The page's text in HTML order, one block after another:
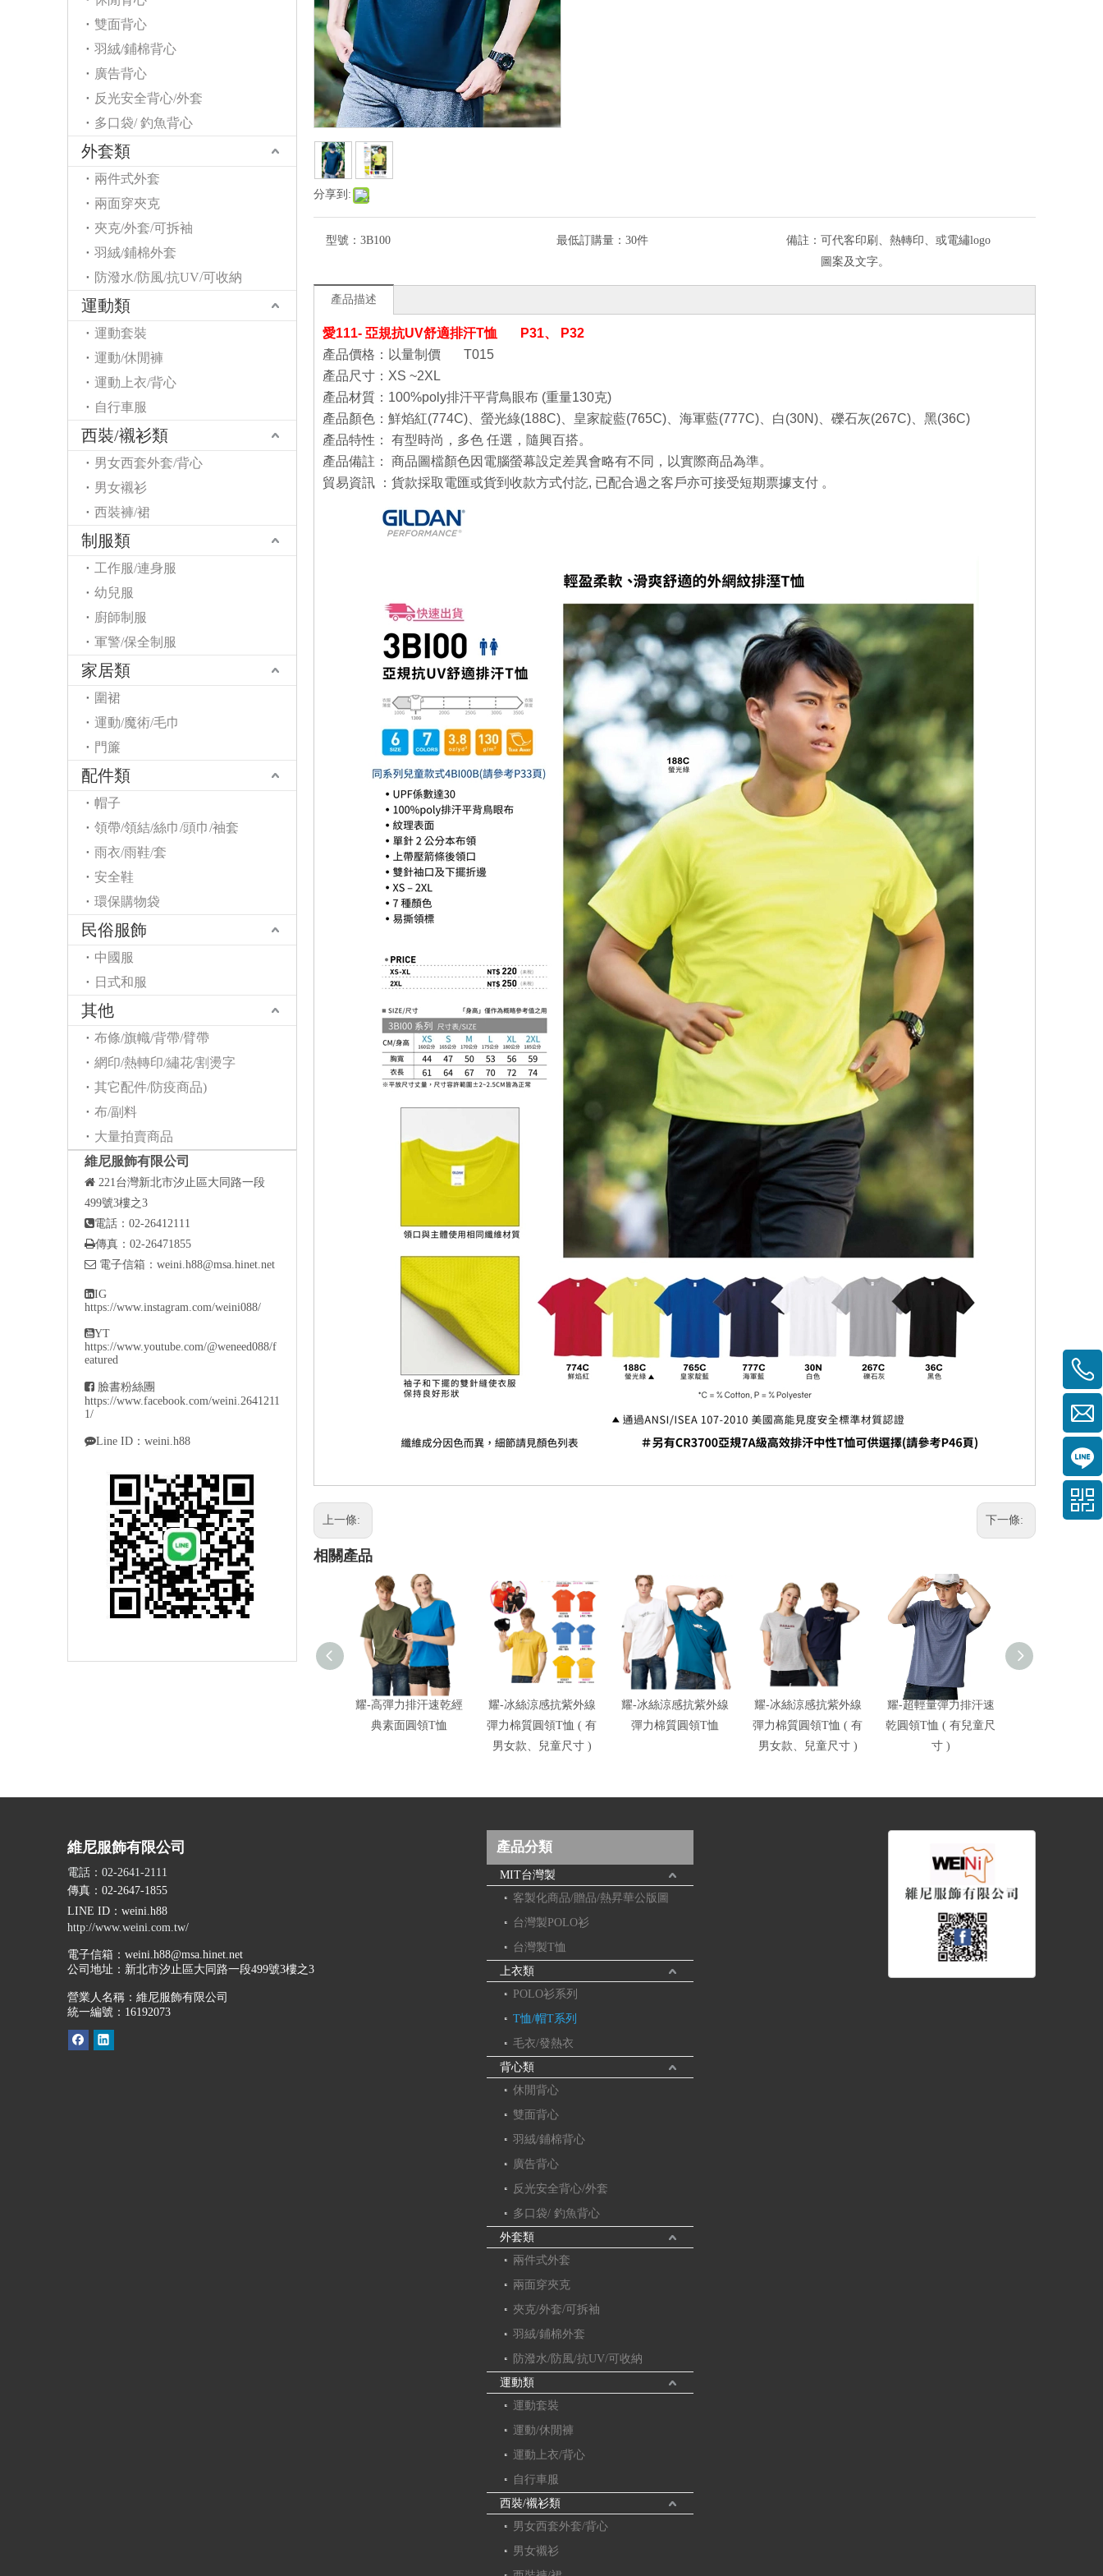
雙面背心
羽絨/鋪棉背心
廣告背心
反光安全背心/外套
多口袋/ 釣魚背心
外套類
兩件式外套
兩面穿夾克
夾克/外套/可拆袖
羽絨/鋪棉外套
防潑水/防風/抗UV/可收納
運動類
運動套裝
運動/休閒褲
運動上衣/背心
自行車服
西裝/襯衫類
男女西套外套/背心
男女襯衫
西裝褲/裙
制服類
工作服/連身服
幼兒服
廚師制服
軍警/保全制服
家居類
圍裙
運動/魔術/毛巾
門簾
配件類
帽子
領帶/領結/絲巾/頭巾/袖套
雨衣/雨鞋/套
安全鞋
環保購物袋
民俗服飾
中國服
日式和服
其他
布條/旗幟/背帶/臂帶
網印/熱轉印/繡花/割燙字
其它配件/防疫商品)
布/副料
大量拍賣商品
維尼服飾有限公司
 221台灣新北市汐止區大同路一段
499號3樓之3
電話：02-26412111
傳真：02-26471855
 電子信箱： weini.h88@msa.hinet.net
IG
https://www.instagram.com/weini088/
YT
https://www.youtube.com/@weneed088/f
eatured
 臉書粉絲團
https://www.facebook.com/weini.2641211
1/
Line ID：weini.h88
分享到:
型號： 3B100 最低訂購量： 30件 備註： 可代客印刷、熱轉印、或電繡logo
圖案及文字。
產品描述
愛111- 亞規抗UV舒適排汗T恤 P31、 P32
產品價格：以量制價 T015
產品尺寸：XS ~2XL
產品材質：100%poly排汗平背鳥眼布 (重量130克)
產品顏色：鮮焰紅(774C)、螢光綠(188C)、皇家靛藍(765C)、海軍藍(777C)、白(30N)、礫石灰(267C)、黑(36C)
產品特性：
有型時尚，多色 任選，隨興百搭。
產品備註：
商品圖檔顏色因電腦螢幕設定差異會略有不同，以實際商品為準。
貿易資訊
：貨款採取電匯或貨到收款方式付訖, 已配合過之客戶亦可接受短期票據支付 。
上一條: 下一條:
相關產品
耀-高彈力排汗速乾經
典素面圓領T恤
耀-冰絲涼感抗紫外線
彈力棉質圓領T恤 ( 有
男女款、兒童尺寸 )
耀-冰絲涼感抗紫外線
彈力棉質圓領T恤
耀-冰絲涼感抗紫外線
彈力棉質圓領T恤 ( 有
男女款、兒童尺寸 )
耀-超輕量彈力排汗速
乾圓領T恤 ( 有兒童尺
寸 )
維尼服飾有限公司
電話：02-2641-2111
傳真：02-2647-1855
LINE ID ：weini.h88
http://www.weini.com.tw/
電子信箱： weini.h88@msa.hinet.net
公司地址： 新北市汐止區大同路一段499號3樓之3
營業人名稱：維尼服飾有限公司
統一編號：16192073
產品分類
MIT台灣製
客製化商品/贈品/熱昇華公版圖
台灣製POLO衫
台灣製T恤
上衣類
POLO衫系列
T恤/帽T系列
毛衣/發熱衣
背心類
休閒背心
雙面背心
羽絨/鋪棉背心
廣告背心
反光安全背心/外套
多口袋/ 釣魚背心
外套類
兩件式外套
兩面穿夾克
夾克/外套/可拆袖
羽絨/鋪棉外套
防潑水/防風/抗UV/可收納
運動類
運動套裝
運動/休閒褲
運動上衣/背心
自行車服
西裝/襯衫類
男女西套外套/背心
男女襯衫